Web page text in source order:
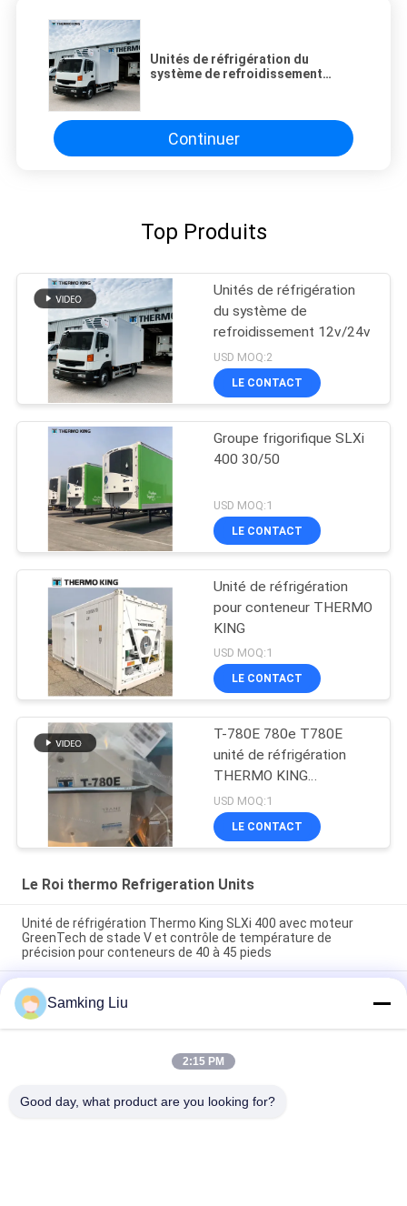
Unités de réfrigération du
système de refroidissement
Continuer
Top Produits
Unités de réfrigération
du système de
refroidissement 12v/24v
USD MOQ:2
LE CONTACT
Groupe frigorifique SLXi
400 30/50
USD MOQ:1
LE CONTACT
Unité de réfrigération
pour conteneur THERMO
KING
USD MOQ:1
LE CONTACT
T-780E 780e T780E
unité de réfrigération
THERMO KING
ventilateur électrique
avec moteur diesel avec
électrique en veille
USD MOQ:1
LE CONTACT
Le Roi thermo Refrigeration Units
Unité de réfrigération Thermo King SLXi 400 avec moteur
GreenTech de stade V et contrôle de température de
précision pour conteneurs de 40 à 45 pieds
modèle Legend L-1880 30/50 THERMO KING nouvelle unité de
réfrigération pour remorque Marché Asie-Pacifique meilleure
économie de carburant et performances de refroidissement
plus élevées
T-880 Pro T-80 T-680Pro/T-780Pro/T-1080Pro/T-1280Pro
Samking Liu
2:15 PM
Good day, what product are you looking for?